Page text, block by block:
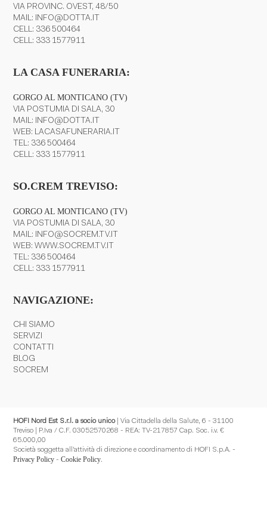
VIA PROVINC. OVEST, 48/50
MAIL: INFO@DOTTA.IT
CELL: 336 500464
CELL: 333 1577911
LA CASA FUNERARIA:
GORGO AL MONTICANO (TV)
VIA POSTUMIA DI SALA, 30
MAIL: INFO@DOTTA.IT
WEB: LACASAFUNERARIA.IT
TEL: 336 500464
CELL: 333 1577911
SO.CREM TREVISO:
GORGO AL MONTICANO (TV)
VIA POSTUMIA DI SALA, 30
MAIL: INFO@SOCREM.TV.IT
WEB:WWW.SOCREM.TV.IT
TEL: 336 500464
CELL: 333 1577911
NAVIGAZIONE:
CHI SIAMO
SERVIZI
CONTATTI
BLOG
SOCREM
HOFI Nord Est S.r.l. a socio unico| Via Cittadella della Salute, 6 - 31100
Treviso | P.Iva / C.F. 03052570268 - REA: TV-217857 Cap. Soc. i.v. €
65.000,00
Società soggetta all’attività di direzione e coordinamento di HOFI S.p.A. -
Privacy Policy -Cookie Policy.